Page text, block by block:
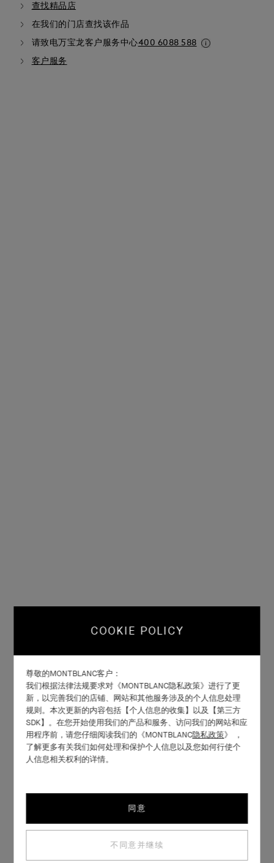
查找精品店
在我们的门店查找该作品
请致电万宝龙客户服务中心400 6088 588
客户服务
COOKIE POLICY
尊敬的MONTBLANC客户：
我们根据法律法规要求对《MONTBLANC隐私政策》进行了更
新，以完善我们的店铺、网站和其他服务涉及的个人信息处理
规则。本次更新的内容包括【个人信息的收集】以及【第三方
SDK】。在您开始使用我们的产品和服务、访问我们的网站和应
用程序前，请您仔细阅读我们的《MONTBLANC隐私政策》 ，
了解更多有关我们如何处理和保护个人信息以及您如何行使个
人信息相关权利的详情。
同意
不同意并继续